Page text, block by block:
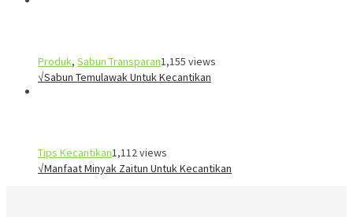
Produk, Sabun Transparan1,155 views
√Sabun Temulawak Untuk Kecantikan
Tips Kecantikan1,112 views
√Manfaat Minyak Zaitun Untuk Kecantikan